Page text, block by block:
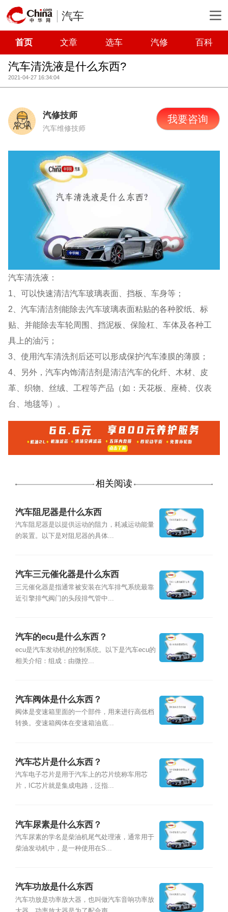
汽车
首页 文章 选车 汽修 百科
汽车清洗液是什么东西?
2021-04-27 16:34:04
汽修技师
汽车维修技师
我要咨询
汽车清洗液：
1、可以快速清洁汽车玻璃表面、挡板、车身等；
2、汽车清洁剂能除去汽车玻璃表面粘贴的各种胶纸、标
贴、并能除去车轮周围、挡泥板、保险杠、车体及各种工
具上的油污；
3、使用汽车清洗剂后还可以形成保护汽车漆膜的薄膜；
4、另外，汽车内饰清洁剂是清洁汽车的化纤、木材、皮
革、织物、丝绒、工程等产品（如：天花板、座椅、仪表
台、地毯等）。
相关阅读
汽车阻尼器是什么东西
汽车阻尼器是以提供运动的阻力，耗减运动能量
的装置。以下是对阻尼器的具体...
汽车三元催化器是什么东西
三元催化器是指通常被安装在汽车排气系统最靠
近引擎排气阀门的头段排气管中...
汽车的ecu是什么东西？
ecu是汽车发动机的控制系统。以下是汽车ecu的
相关介绍：组成：由微控...
汽车阀体是什么东西？
阀体是变速箱里面的一个部件，用来进行高低档
转换。变速箱阀体在变速箱油底...
汽车芯片是什么东西？
汽车电子芯片是用于汽车上的芯片统称车用芯
片，IC芯片就是集成电路，泛指...
汽车尿素是什么东西？
汽车尿素的学名是柴油机尾气处理液，通常用于
柴油发动机中，是一种使用在S...
汽车功放是什么东西
汽车功放是功率放大器，也叫做汽车音响功率放